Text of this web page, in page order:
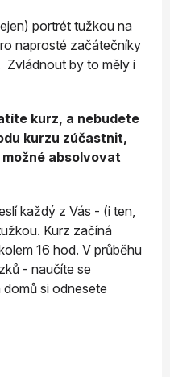
portrét tužkou na
naprosté začátečníky
by to měly i
kurz, a nebudete
kurzu zúčastnit,
absolvovat
každý z Vás - (i ten,
Kurz začíná
16 hod. V průběhu
- naučíte se
si odnesete